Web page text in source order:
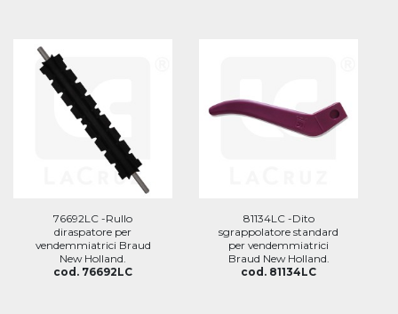
76692LC -Rullo
diraspatore per
vendemmiatrici Braud
New Holland.
cod. 76692LC
81134LC -Dito
sgrappolatore standard
per vendemmiatrici
Braud New Holland.
cod. 81134LC